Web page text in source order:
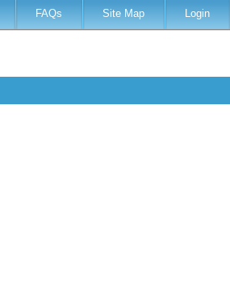
FAQs Site Map Login